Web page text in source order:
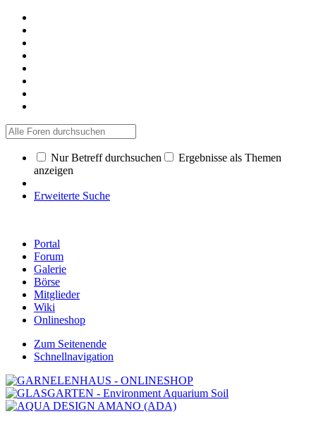
Nur Betreff durchsuchen
Ergebnisse als Themen
anzeigen
Erweiterte Suche
Portal
Forum
Galerie
Börse
Mitglieder
Wiki
Onlineshop
Zum Seitenende
Schnellnavigation